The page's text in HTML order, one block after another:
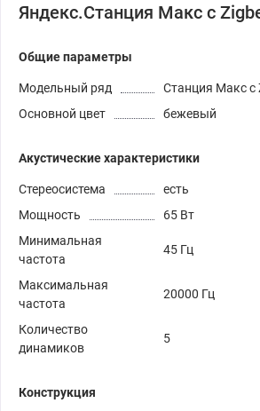
Яндекс.Станция Макс с
Общие параметры
Модельный ряд
Станция Макс с
Основной цвет
бежевый
Акустические характеристики
Стереосистема
есть
Мощность
65 Вт
Минимальная
частота
45 Гц
Максимальная
частота
20000 Гц
Количество
динамиков
5
Конструкция